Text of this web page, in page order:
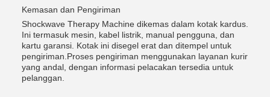
Kemasan dan Pengiriman
Shockwave Therapy Machine dikemas dalam kotak kardus.
Ini termasuk mesin, kabel listrik, manual pengguna, dan
kartu garansi. Kotak ini disegel erat dan ditempel untuk
pengiriman.Proses pengiriman menggunakan layanan kurir
yang andal, dengan informasi pelacakan tersedia untuk
pelanggan.